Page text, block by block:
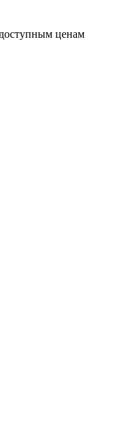
ценам